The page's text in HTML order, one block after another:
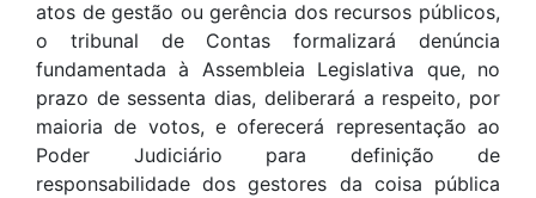
atos de gestão ou gerência dos recursos públicos,
o tribunal de Contas formalizará denúncia
fundamentada à Assembleia Legislativa que, no
prazo de sessenta dias, deliberará a respeito, por
maioria de votos, e oferecerá representação ao
Poder Judiciário para definição de
responsabilidade dos gestores da coisa pública